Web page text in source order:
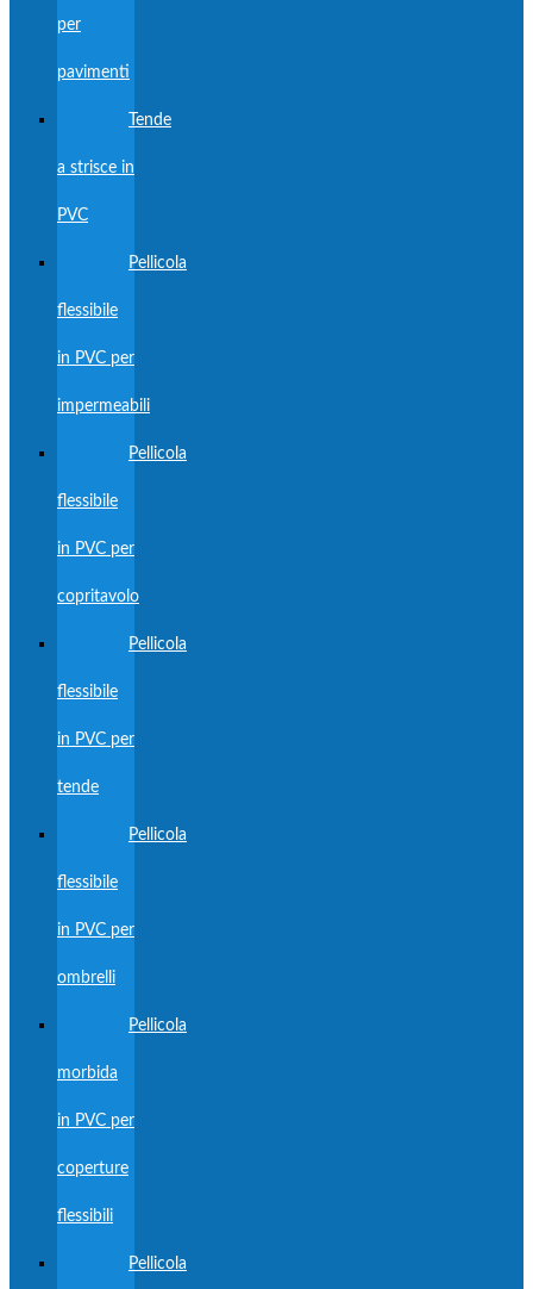
per
pavimenti
Tende
a strisce in
PVC
Pellicola
flessibile
in PVC per
impermeabili
Pellicola
flessibile
in PVC per
copritavolo
Pellicola
flessibile
in PVC per
tende
Pellicola
flessibile
in PVC per
ombrelli
Pellicola
morbida
in PVC per
coperture
flessibili
Pellicola